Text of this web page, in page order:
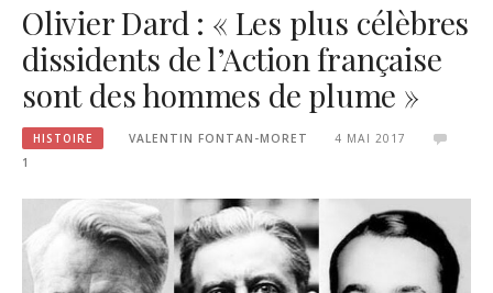
Olivier Dard : « Les plus célèbres
dissidents de l’Action française
sont des hommes de plume »
HISTOIRE VALENTIN FONTAN-MORET
4 MAI 2017
1